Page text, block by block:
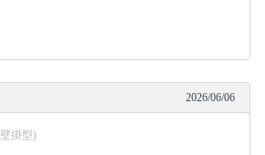
2026/06/06
掛型)